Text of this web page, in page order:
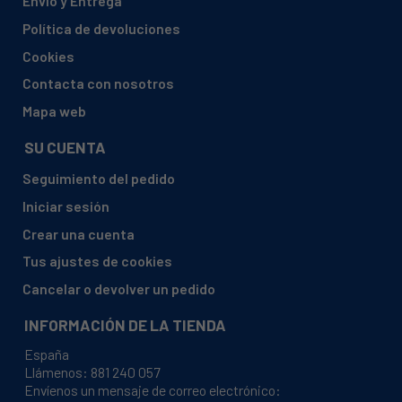
ARISTON, LISA10FR - 46344520900 - 34452
ARISTON, LISA11FR - 46380590002 - 38059
ARISTON, W123SUK - 80234130100 - 23413
ARISTON, W123UK - 80233690100 - 23369
ARISTON, W133SUK - 80245180000 - 24518
Política de devoluciones
Cookies
Contacta con nosotros
Mapa web
SU CUENTA
Seguimiento del pedido
Iniciar sesión
Crear una cuenta
Tus ajustes de cookies
Cancelar o devolver un pedido
INFORMACIÓN DE LA TIENDA
España
Llámenos: 881 240 057
Envíenos un mensaje de correo electrónico: